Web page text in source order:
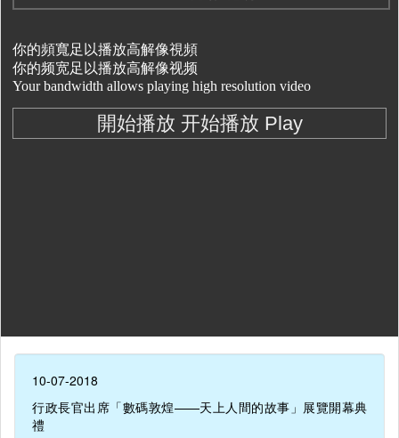
10-07-2018
行政長官出席「數碼敦煌——天上人間的故事」展覽開幕典
禮